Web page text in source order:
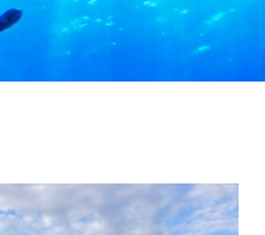
o
n